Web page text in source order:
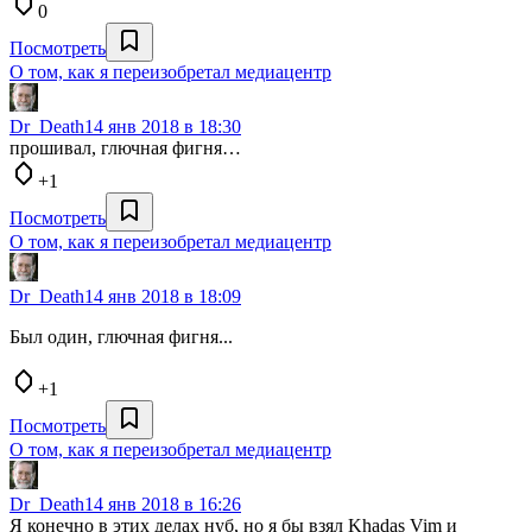
0
Посмотреть
О том, как я переизобретал медиацентр
Dr_Death14 янв 2018 в 18:30
прошивал, глючная фигня…
+1
Посмотреть
О том, как я переизобретал медиацентр
Dr_Death14 янв 2018 в 18:09
Был один, глючная фигня...
+1
Посмотреть
О том, как я переизобретал медиацентр
Dr_Death14 янв 2018 в 16:26
Я конечно в этих делах нуб, но я бы взял Khadas Vim и